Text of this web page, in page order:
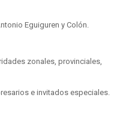
Eguiguren y Colón.
zonales, provinciales,
e invitados especiales.